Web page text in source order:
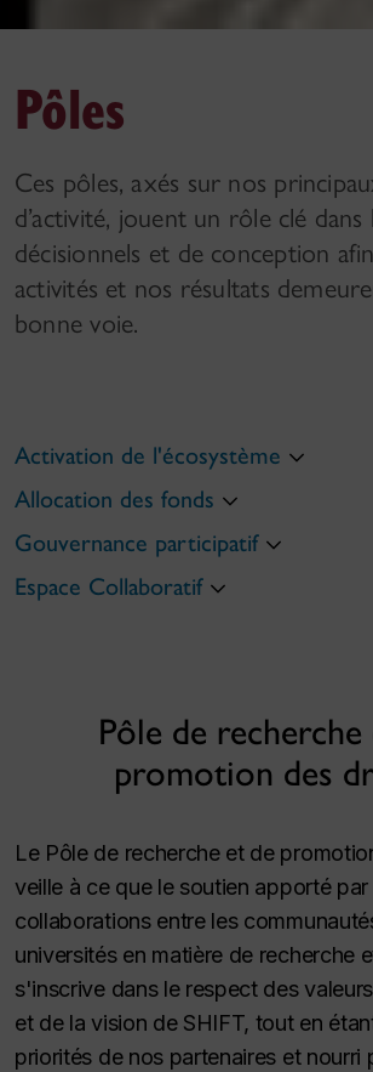
Pôles
Ces pôles, axés sur nos
d’activité, jouent un rôle clé dans
décisionnels et de conception
activités et nos résultats
bonne voie.
Activation de l'écosystème
Allocation des fonds
Gouvernance participatif
Espace Collaboratif
Pôle de
promotion des
Le Pôle de recherche et de
veille à ce que le soutien apporté
collaborations entre les
universités en matière de recherche
s'inscrive dans le respect des
et de la vision de SHIFT, tout en
priorités de nos partenaires et nourri